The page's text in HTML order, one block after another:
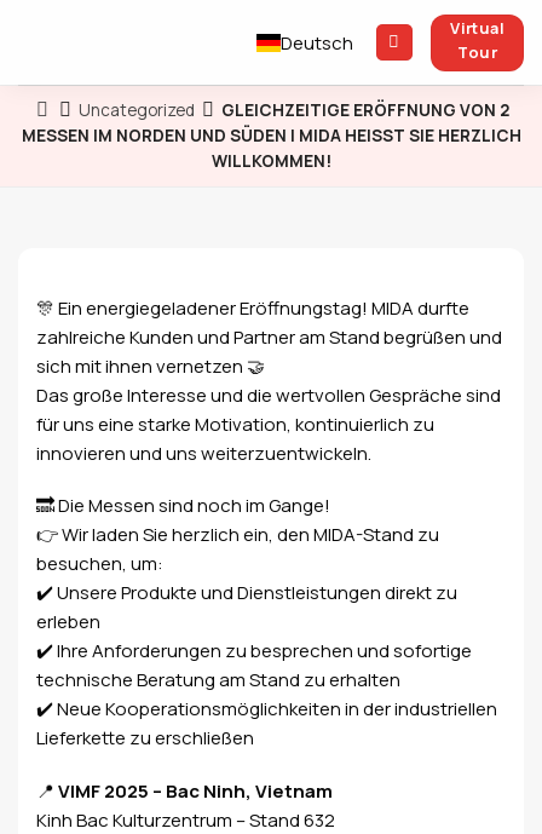
Deutsch
Virtual
Tour
Uncategorized
GLEICHZEITIGE ERÖFFNUNG VON 2
MESSEN IM NORDEN UND SÜDEN | MIDA HEISST SIE HERZLICH
WILLKOMMEN!
🎊 Ein energiegeladener Eröffnungstag! MIDA durfte
zahlreiche Kunden und Partner am Stand begrüßen und
sich mit ihnen vernetzen 🤝
Das große Interesse und die wertvollen Gespräche sind
für uns eine starke Motivation, kontinuierlich zu
innovieren und uns weiterzuentwickeln.
🔜 Die Messen sind noch im Gange!
👉 Wir laden Sie herzlich ein, den MIDA-Stand zu
besuchen, um:
✔️ Unsere Produkte und Dienstleistungen direkt zu
erleben
✔️ Ihre Anforderungen zu besprechen und sofortige
technische Beratung am Stand zu erhalten
✔️ Neue Kooperationsmöglichkeiten in der industriellen
Lieferkette zu erschließen
📍VIMF 2025 – Bac Ninh, Vietnam
Kinh Bac Kulturzentrum – Stand 632